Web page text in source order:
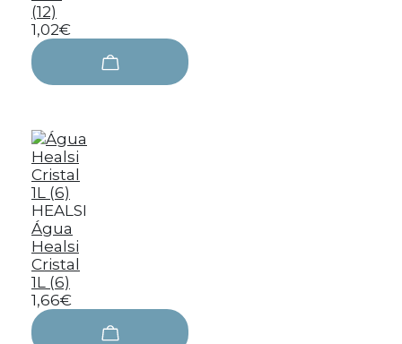
(12)
1,02€
HEALSI
Água
Healsi
Cristal
1L (6)
1,66€